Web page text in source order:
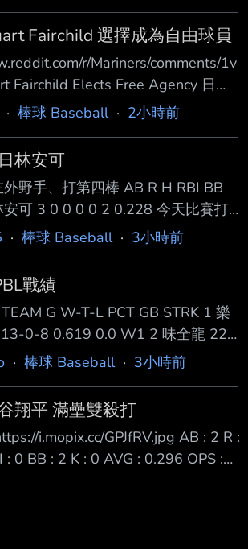
棒球理解 當被問及現在的球員與
異時
投6局失2分、送出6次三 振，收下
值得一提的是，他賽後全程以流利
訪問更成為球迷熱 議焦點。相關
Threads後，截至目前已累積超過
不少網友大讚 他的英文口說能力
林昱珉此役休息7天後重返先發輪
6支安打、失2分，完成6局投球並
，連
Fairchild 選擇成為自由球員
r/Mariners/comments/1v
Fairchild Elects Free Agency 日前
的費仔 Stuart Fairchild 選擇成為
，期間獲得一場出賽機會 以代跑身
跑回一分 --
· 棒球 Baseball· 2小時前
林安可
野手、打第四棒 AB R H RBI BB
安可 3 0 0 0 0 2 0.228 今天比賽打
三個打數並未出現安打 並且吞下兩
上半被替換守備，提前下場休息
降至2成28 至於西武隊在今天靠著
河的關鍵兩分砲，幫助西武隊以二比
--
· 棒球 Baseball· 3小時前
戰績
G W-T-L PCT GB STRK 1 樂
0-8 0.619 0.0 W1 2 味全龍 22
1.5 L2 5 中信兄弟 22 10-0-12
中信兄弟 6:1 台鋼雄鷹 G251 味全
延至10/4原場地補賽 G252 統一
延至10/4原場地補賽 全年度 RK
T-L PCT GB 1
· 棒球 Baseball· 3小時前
翔平 滿壘雙殺打
i.mopix.cc/GPJfRV.jpg AB : 2 R :
: 0 BB : 2 K : 0 AVG : 0.296 OPS :